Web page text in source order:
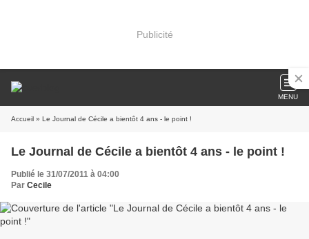
Publicité
MENU
Accueil » Le Journal de Cécile a bientôt 4 ans - le point !
Le Journal de Cécile a bientôt 4 ans - le point !
Publié le 31/07/2011 à 04:00
Par Cecile